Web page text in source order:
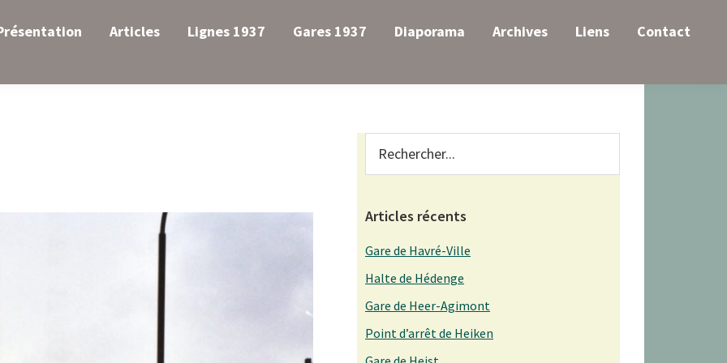
Articles Lignes 1937 Gares 1937 Diaporama Archives Liens Contact
Primary
Sidebar
Articles récents
Gare de Havré-Ville
Halte de Hédenge
Gare de Heer-Agimont
Point d’arrêt de Heiken